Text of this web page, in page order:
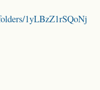
1yLBzZ1rSQoNj